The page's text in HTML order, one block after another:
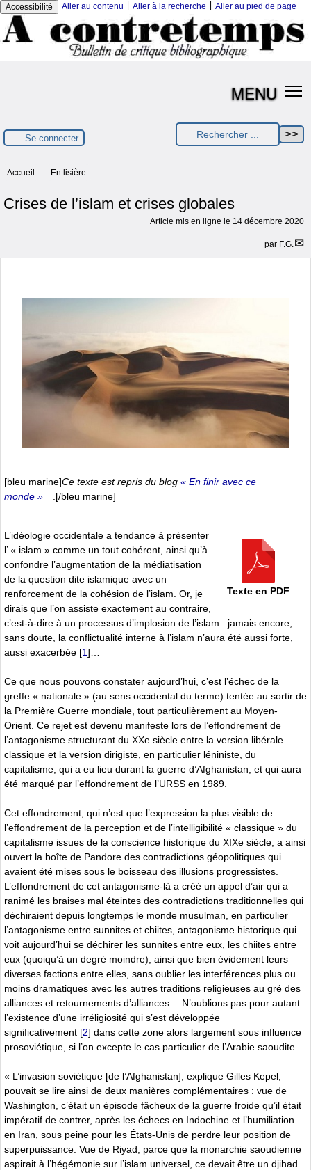
Accessibilité Aller au contenu Aller à la recherche Aller au pied de page
MENU
Se connecter
Accueil En lisière
Crises de l’islam et crises globales
Article mis en ligne le 14 décembre 2020
par F.G.
[bleu marine]Ce texte est repris du blog « En finir avec ce
monde »
.[/bleu marine]
Texte en PDF
L’idéologie occidentale a tendance à présenter
l’ « islam » comme un tout cohérent, ainsi qu’à
confondre l’augmentation de la médiatisation
de la question dite islamique avec un
renforcement de la cohésion de l’islam. Or, je
dirais que l’on assiste exactement au contraire,
c’est-à-dire à un processus d’implosion de l’islam : jamais encore,
sans doute, la conflictualité interne à l’islam n’aura été aussi forte,
aussi exacerbée [1]
Ce que nous pouvons constater aujourd’hui, c’est l’échec de la
greffe « nationale » (au sens occidental du terme) tentée au sortir de
la Première Guerre mondiale, tout particulièrement au Moyen-
Orient. Ce rejet est devenu manifeste lors de l’effondrement de
l’antagonisme structurant du XXe siècle entre la version libérale
classique et la version dirigiste, en particulier léniniste, du
capitalisme, qui a eu lieu durant la guerre d’Afghanistan, et qui aura
été marqué par l’effondrement de l’URSS en 1989.
Cet effondrement, qui n’est que l’expression la plus visible de
l’effondrement de la perception et de l’intelligibilité « classique » du
capitalisme issues de la conscience historique du XIXe siècle, a ainsi
ouvert la boîte de Pandore des contradictions géopolitiques qui
avaient été mises sous le boisseau des illusions progressistes.
L’effondrement de cet antagonisme-là a créé un appel d’air qui a
ranimé les braises mal éteintes des contradictions traditionnelles qui
déchiraient depuis longtemps le monde musulman, en particulier
l’antagonisme entre sunnites et chiites, antagonisme historique qui
voit aujourd’hui se déchirer les sunnites entre eux, les chiites entre
eux (quoiqu’à un degré moindre), ainsi que bien évidement leurs
diverses factions entre elles, sans oublier les interférences plus ou
moins dramatiques avec les autres traditions religieuses au gré des
alliances et retournements d’alliances… N’oublions pas pour autant
l’existence d’une irréligiosité qui s’est développée
significativement [2] dans cette zone alors largement sous influence
prosoviétique, si l’on excepte le cas particulier de l’Arabie saoudite.
« L’invasion soviétique [de l’Afghanistan], explique Gilles Kepel,
pouvait se lire ainsi de deux manières complémentaires : vue de
Washington, c’était un épisode fâcheux de la guerre froide qu’il était
impératif de contrer, après les échecs en Indochine et l’humiliation
en Iran, sous peine pour les États-Unis de perdre leur position de
superpuissance. Vue de Riyad, parce que la monarchie saoudienne
aspirait à l’hégémonie sur l’islam universel, ce devait être un djihad